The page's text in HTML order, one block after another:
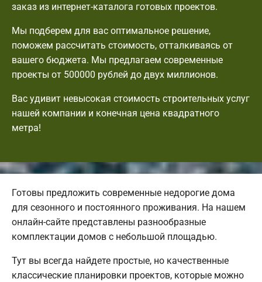
заказ из интернет-каталога готовых проектов.
Мы подберем для вас оптимальное решение,
поможем рассчитать стоимость, отталкиваясь от
вашего бюджета. Мы предлагаем современные
проекты от 500000 рублей до двух миллионов.
Вас удивит невысокая стоимость строительных услуг
нашей компании и конечная цена квадратного
метра!
Готовы предложить современные недорогие дома
для сезонного и постоянного проживания. На нашем
онлайн-сайте представлены разнообразные
комплектации домов с небольшой площадью.
Тут вы всегда найдете простые, но качественные
классические планировки проектов, которые можно